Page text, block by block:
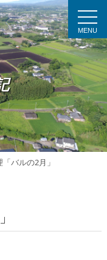
MENU
バルの2月」